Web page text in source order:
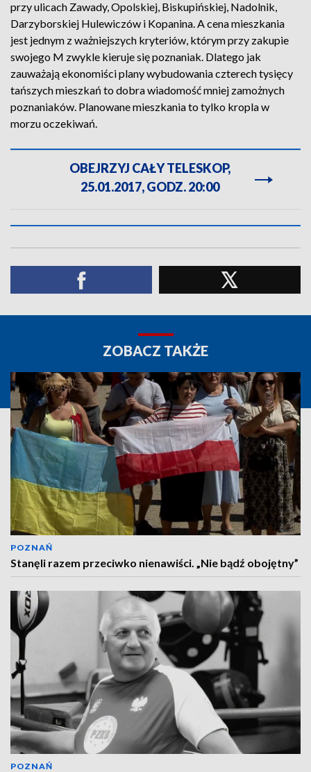
przy ulicach Zawady, Opolskiej, Biskupińskiej, Nadolnik,
Darzyborskiej Hulewiczów i Kopanina. A cena mieszkania
jest jednym z ważniejszych kryteriów, którym przy zakupie
swojego M zwykle kieruje się poznaniak. Dlatego jak
zauważają ekonomiści plany wybudowania czterech tysięcy
tańszych mieszkań to dobra wiadomość mniej zamożnych
poznaniaków. Planowane mieszkania to tylko kropla w
morzu oczekiwań.
OBEJRZYJ CAŁY TELESKOP,
25.01.2017, GODZ. 20:00
ZOBACZ TAKŻE
POZNAŃ
Stanęli razem przeciwko nienawiści. „Nie bądź obojętny”
POZNAŃ